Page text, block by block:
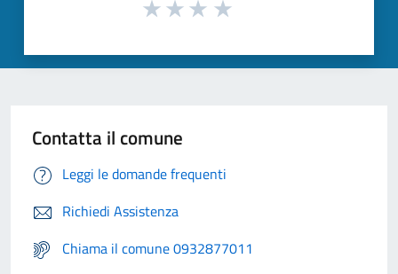
Contatta il comune
Leggi le domande frequenti
Richiedi Assistenza
Chiama il comune 0932877011